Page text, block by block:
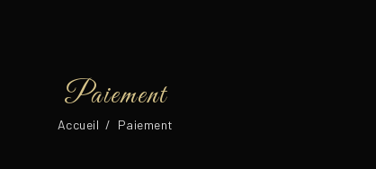
Paiement
Accueil / Paiement